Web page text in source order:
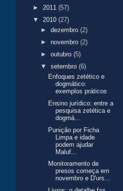
► 2011 (57)
▼ 2010 (27)
► dezembro (2)
► novembro (2)
► outubro (5)
▼ setembro (6)
Enfoques zetético e
dogmático:
exemplos práticos
Ensino jurídico: entre a
pesquisa zetética e
dogmá...
Punição por Ficha
Limpa e idade
podem ajudar
Maluf...
Monitoramento de
presos começa em
novembro e D'urs...